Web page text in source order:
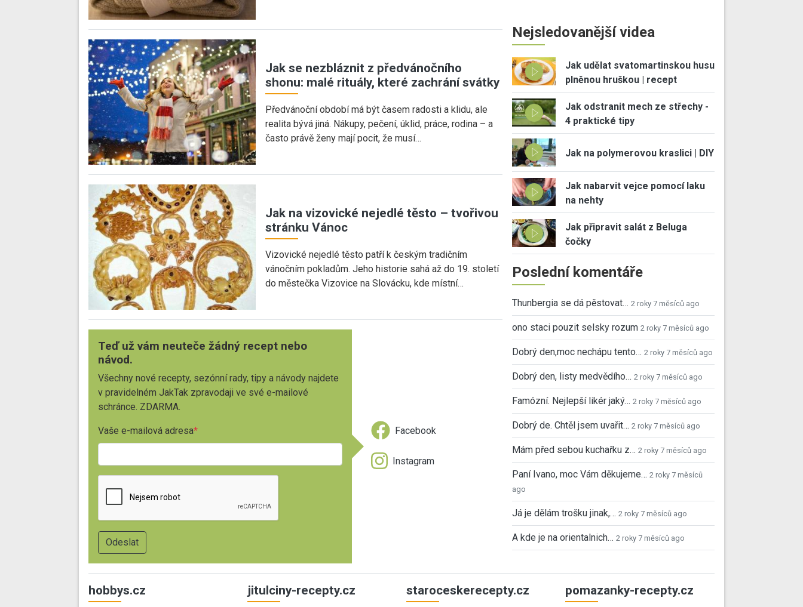
Jak se nezbláznit z předvánočního
shonu: malé rituály, které zachrání svátky
Předvánoční období má být časem radosti a klidu, ale
realita bývá jiná. Nákupy, pečení, úklid, práce, rodina – a
často právě ženy mají pocit, že musí…
Jak na vizovické nejedlé těsto – tvořivou
stránku Vánoc
Vizovické nejedlé těsto patří k českým tradičním
vánočním pokladům. Jeho historie sahá až do 19. století
do městečka Vizovice na Slovácku, kde místní…
Teď už vám neuteče žádný recept nebo
návod.
Všechny nové recepty, sezónní rady, tipy a návody najdete
v pravidelném JakTak zpravodaji ve své e-mailové
schránce. ZDARMA.
Vaše e-mailová adresa Facebook
Instagram
Nejsledovanější videa
Jak udělat svatomartinskou husu
plněnou hruškou | recept
Jak odstranit mech ze střechy -
4 praktické tipy
Jak na polymerovou kraslici | DIY
Jak nabarvit vejce pomocí laku
na nehty
Jak připravit salát z Beluga
čočky
Poslední komentáře
Thunbergia se dá pěstovat… 2 roky 7 měsíců ago
ono staci pouzit selsky rozum 2 roky 7 měsíců ago
Dobrý den,moc nechápu tento… 2 roky 7 měsíců ago
Dobrý den, listy medvědího… 2 roky 7 měsíců ago
Famózní. Nejlepší likér jaký… 2 roky 7 měsíců ago
Dobrý de. Chtěl jsem uvařit… 2 roky 7 měsíců ago
Mám před sebou kuchařku z… 2 roky 7 měsíců ago
Paní Ivano, moc Vám děkujeme… 2 roky 7 měsíců
ago
Já je dělám trošku jinak,… 2 roky 7 měsíců ago
A kde je na orientalnich… 2 roky 7 měsíců ago
hobbys.cz jitulciny-recepty.cz staroceskerecepty.cz pomazanky-recepty.cz